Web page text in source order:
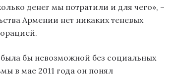
денег мы потратили и для чего», –
Армении нет никаких теневых
бы невозможной без социальных
в мае 2011 года он понял